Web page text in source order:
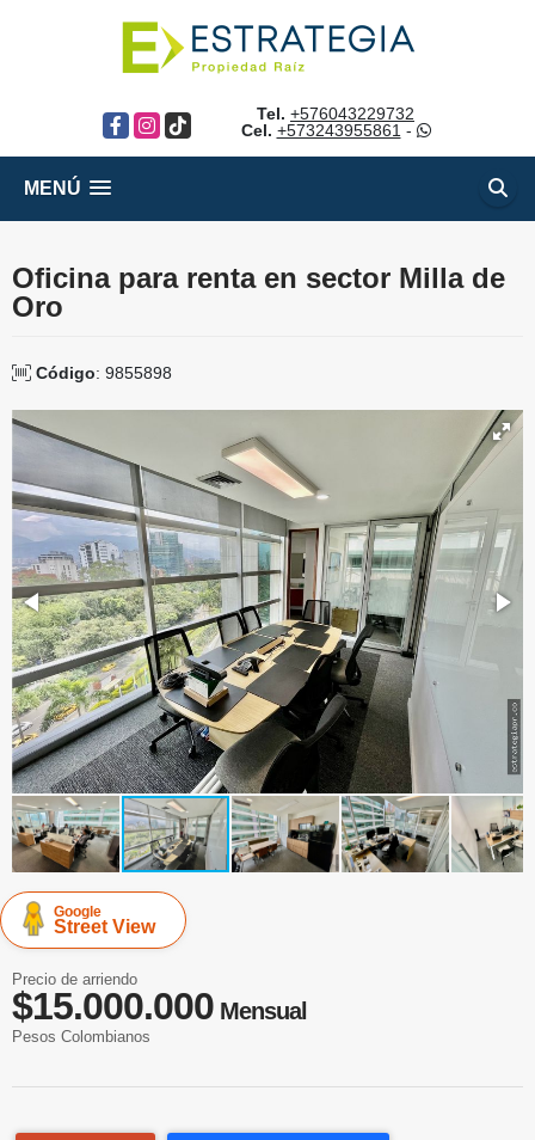
Facebook
Instagram
TikTok
Tel. +576043229732
Cel. +573243955861 -
MENÚ
Oficina para renta en sector Milla de
Oro
Código: 9855898
Google
Street View
Precio de arriendo
$15.000.000 Mensual
Pesos Colombianos